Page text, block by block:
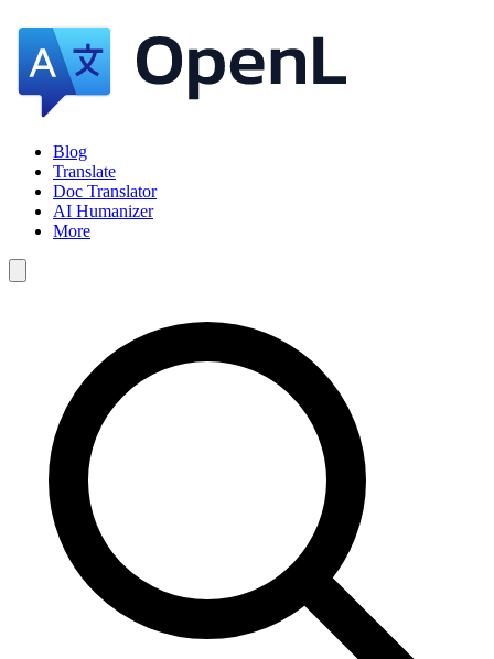
Blog
Translate
Doc Translator
AI Humanizer
More